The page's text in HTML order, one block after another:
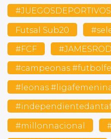
#JUEGOSDEPORTIVOS
Futsal Sub20
#FCF
#campeonas
#leonas
#millonnacional